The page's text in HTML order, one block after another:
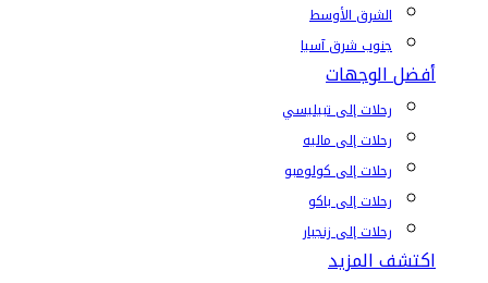
الشرق الأوسط
جنوب شرق آسيا
أفضل الوجهات
رحلات إلى تبيليسي
رحلات إلى ماليه
رحلات إلى كولومبو
رحلات إلى باكو
رحلات إلى زنجبار
اكتشف المزيد